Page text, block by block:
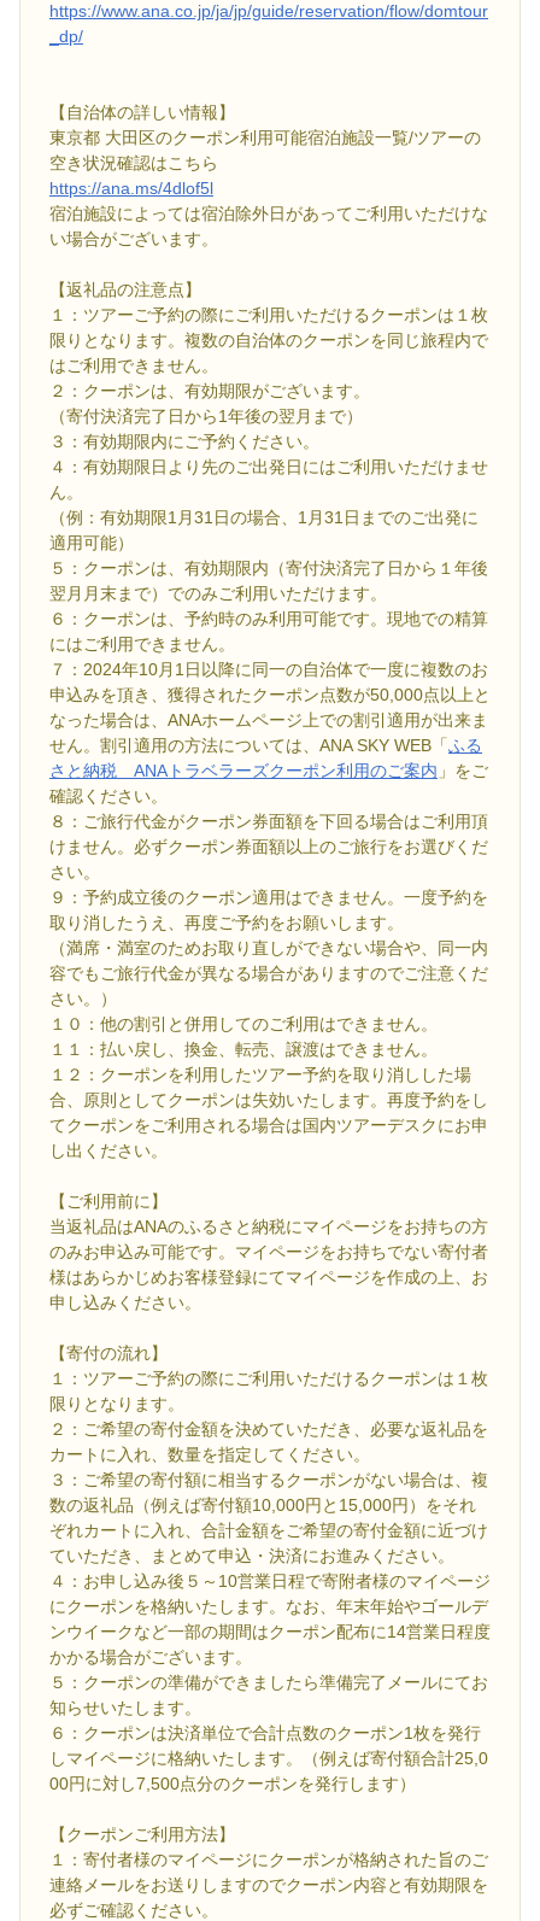
https://www.ana.co.jp/ja/jp/guide/reservation/flow/domtour
_dp/
【自治体の詳しい情報】
東京都 大田区のクーポン利用可能宿泊施設一覧/ツアーの
空き状況確認はこちら
https://ana.ms/4dlof5l
宿泊施設によっては宿泊除外日があってご利用いただけな
い場合がございます。
【返礼品の注意点】
１：ツアーご予約の際にご利用いただけるクーポンは１枚
限りとなります。複数の自治体のクーポンを同じ旅程内で
はご利用できません。
２：クーポンは、有効期限がございます。
（寄付決済完了日から1年後の翌月まで）
３：有効期限内にご予約ください。
４：有効期限日より先のご出発日にはご利用いただけませ
ん。
（例：有効期限1月31日の場合、1月31日までのご出発に
適用可能）
５：クーポンは、有効期限内（寄付決済完了日から１年後
翌月月末まで）でのみご利用いただけます。
６：クーポンは、予約時のみ利用可能です。現地での精算
にはご利用できません。
７：2024年10月1日以降に同一の自治体で一度に複数のお
申込みを頂き、獲得されたクーポン点数が50,000点以上と
なった場合は、ANAホームページ上での割引適用が出来ま
せん。割引適用の方法については、ANA SKY WEB「ふる
さと納税 ANAトラベラーズクーポン利用のご案内 」をご
確認ください。
８：ご旅行代金がクーポン券面額を下回る場合はご利用頂
けません。必ずクーポン券面額以上のご旅行をお選びくだ
さい。
９：予約成立後のクーポン適用はできません。一度予約を
取り消したうえ、再度ご予約をお願いします。
（満席・満室のためお取り直しができない場合や、同一内
容でもご旅行代金が異なる場合がありますのでご注意くだ
さい。）
１０：他の割引と併用してのご利用はできません。
１１：払い戻し、換金、転売、譲渡はできません。
１２：クーポンを利用したツアー予約を取り消しした場
合、原則としてクーポンは失効いたします。再度予約をし
てクーポンをご利用される場合は国内ツアーデスクにお申
し出ください。
【ご利用前に】
当返礼品はANAのふるさと納税にマイページをお持ちの方
のみお申込み可能です。マイページをお持ちでない寄付者
様はあらかじめお客様登録にてマイページを作成の上、お
申し込みください。
【寄付の流れ】
１：ツアーご予約の際にご利用いただけるクーポンは１枚
限りとなります。
２：ご希望の寄付金額を決めていただき、必要な返礼品を
カートに入れ、数量を指定してください。
３：ご希望の寄付額に相当するクーポンがない場合は、複
数の返礼品（例えば寄付額10,000円と15,000円）をそれ
ぞれカートに入れ、合計金額をご希望の寄付金額に近づけ
ていただき、まとめて申込・決済にお進みください。
４：お申し込み後５～10営業日程で寄附者様のマイページ
にクーポンを格納いたします。なお、年末年始やゴールデ
ンウイークなど一部の期間はクーポン配布に14営業日程度
かかる場合がございます。
５：クーポンの準備ができましたら準備完了メールにてお
知らせいたします。
６：クーポンは決済単位で合計点数のクーポン1枚を発行
しマイページに格納いたします。（例えば寄付額合計25,0
00円に対し7,500点分のクーポンを発行します）
【クーポンご利用方法】
１：寄付者様のマイページにクーポンが格納された旨のご
連絡メールをお送りしますのでクーポン内容と有効期限を
必ずご確認ください。